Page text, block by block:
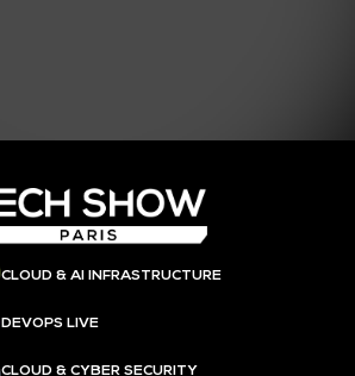
CLOUD & AI INFRASTRUCTURE
DEVOPS LIVE
CLOUD & CYBER SECURITY